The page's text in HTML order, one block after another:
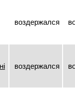
воздержался
воздержался